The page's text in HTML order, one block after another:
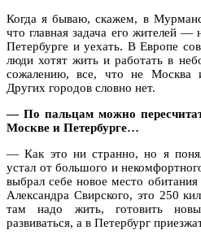
Когда я бываю, скажем, в
что главная задача его жителей —
Петербурге и уехать. В Европе
люди хотят жить и работать в
сожалению, все, что не Москва
Других городов словно нет.
— По пальцам можно
Москве и Петербурге…
— Как это ни странно, но я
устал от большого и
выбрал себе новое место
Александра Свирского, это 250
там надо жить, готовить
развиваться, а в Петербург